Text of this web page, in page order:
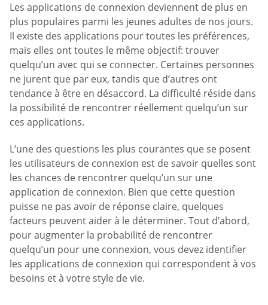
Les applications de connexion deviennent de plus en
plus populaires parmi les jeunes adultes de nos jours.
Il existe des applications pour toutes les préférences,
mais elles ont toutes le même objectif: trouver
quelqu’un avec qui se connecter. Certaines personnes
ne jurent que par eux, tandis que d’autres ont
tendance à être en désaccord. La difficulté réside dans
la possibilité de rencontrer réellement quelqu’un sur
ces applications.
L’une des questions les plus courantes que se posent
les utilisateurs de connexion est de savoir quelles sont
les chances de rencontrer quelqu’un sur une
application de connexion. Bien que cette question
puisse ne pas avoir de réponse claire, quelques
facteurs peuvent aider à le déterminer. Tout d’abord,
pour augmenter la probabilité de rencontrer
quelqu’un pour une connexion, vous devez identifier
les applications de connexion qui correspondent à vos
besoins et à votre style de vie.